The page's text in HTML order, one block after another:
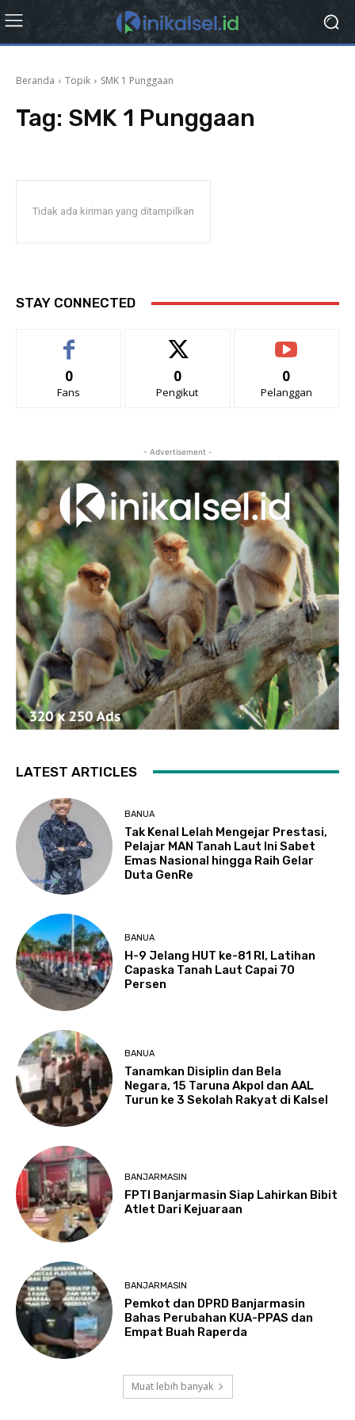
Beranda Topik SMK 1 Punggaan
Tag: SMK 1 Punggaan
Tidak ada kiriman yang ditampilkan
STAY CONNECTED
0
Fans
0
Pengikut
0
Pelanggan
- Advertisement -
LATEST ARTICLES
BANUA
Tak Kenal Lelah Mengejar Prestasi,
Pelajar MAN Tanah Laut Ini Sabet
Emas Nasional hingga Raih Gelar
Duta GenRe
BANUA
H-9 Jelang HUT ke-81 RI, Latihan
Capaska Tanah Laut Capai 70
Persen
BANUA
Tanamkan Disiplin dan Bela
Negara, 15 Taruna Akpol dan AAL
Turun ke 3 Sekolah Rakyat di Kalsel
BANJARMASIN
FPTI Banjarmasin Siap Lahirkan Bibit
Atlet Dari Kejuaraan
BANJARMASIN
Pemkot dan DPRD Banjarmasin
Bahas Perubahan KUA-PPAS dan
Empat Buah Raperda
Muat lebih banyak